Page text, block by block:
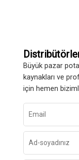
Büyük pazar
kaynakları ve
için hemen